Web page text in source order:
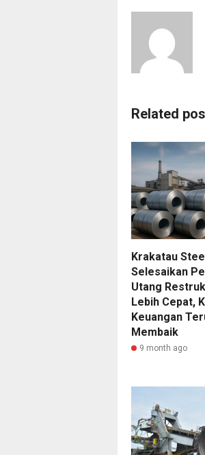
Related
Krakatau
Selesaikan
Utang
Lebih Cepat,
Keuangan
Membaik
9 month ago